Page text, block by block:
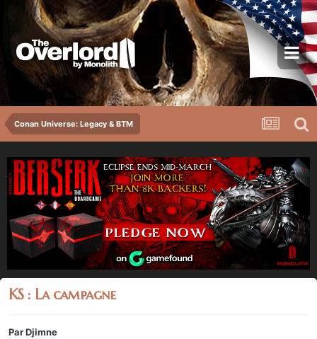
Conan Universe: Legacy & BTM
KS : La campagne
ParDjimne